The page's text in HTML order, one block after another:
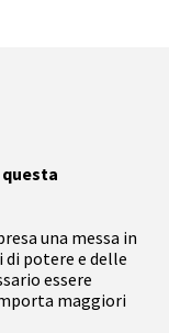
una messa in
potere e delle
essere
maggiori